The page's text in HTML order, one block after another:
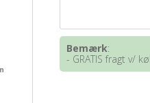
Bemærk:
- GRATIS fragt v/